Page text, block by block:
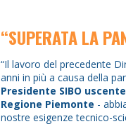
“SUPERATA LA
“Il lavoro del precedente
anni in più a causa della
Presidente SIBO
Regione Piemonte -
nostre esigenze tecnico-